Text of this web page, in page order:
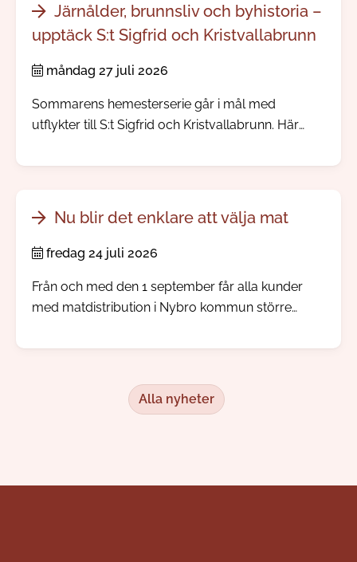
Järnålder, brunnsliv och byhistoria –
upptäck S:t Sigfrid och Kristvallabrunn
måndag 27 juli 2026
Sommarens hemesterserie går i mål med
utflykter till S:t Sigfrid och Kristvallabrunn. Här
järnåldershistoria, gamla prästgårdar och minnen
dricka hälsobringande brunnsvatten.
Nu blir det enklare att välja mat
fredag 24 juli 2026
Från och med den 1 september får alla kunder
med matdistribution i Nybro kommun större
redan i augusti kommer kunden kunna börja göra
Alla nyheter